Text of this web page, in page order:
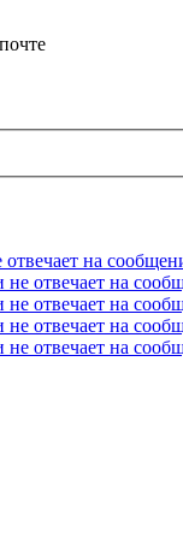
на
отвечает на
отвечает на
отвечает на
отвечает на